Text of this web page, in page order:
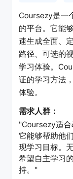
Coursezy是一
的平台。它能
速生成全面、
路径、可选的
学习体验。
证的学习方法
体验。
需求人群：
"Coursezy适合
它能够帮助他
现学习目标。
希望自主学习
持。"